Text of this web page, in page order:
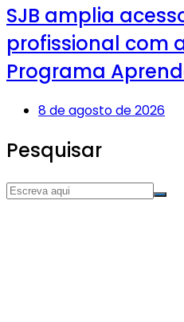
SJB amplia
profissional com
Programa
8 de agosto de 2026
Pesquisar